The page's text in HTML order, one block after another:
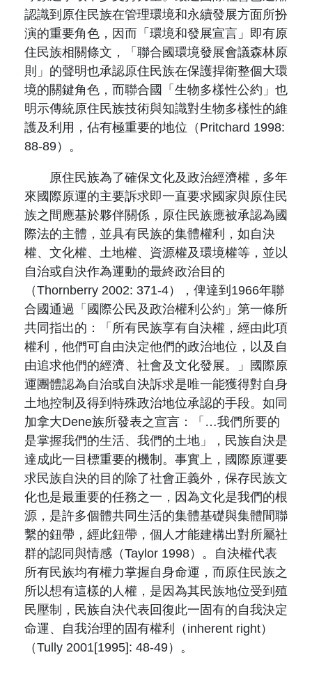
認識到原住民族在管理環境和永續發展方面所扮
演的重要角色，因而「環境和發展宣言」即有原
住民族相關條文，「聯合國環境發展會議森林原
則」的聲明也承認原住民族在保護捍衛整個大環
境的關鍵角色，而聯合國「生物多樣性公約」也
明示傳統原住民族技術與知識對生物多樣性的維
護及利用，佔有極重要的地位（Pritchard 1998:
88-89）。
原住民族為了確保文化及政治經濟權，多年
來國際原運的主要訴求即一直要求國家與原住民
族之間應基於夥伴關係，原住民族應被承認為國
際法的主體，並具有民族的集體權利，如自決
權、文化權、土地權、資源權及環境權等，並以
自治或自決作為運動的最終政治目的
（Thornberry 2002: 371-4），俾達到1966年聯
合國通過「國際公民及政治權利公約」第一條所
共同指出的：「所有民族享有自決權，經由此項
權利，他們可自由決定他們的政治地位，以及自
由追求他們的經濟、社會及文化發展。」國際原
運團體認為自治或自決訴求是唯一能獲得對自身
土地控制及得到特殊政治地位承認的手段。如同
加拿大Dene族所發表之宣言：「…我們所要的
是掌握我們的生活、我們的土地」，民族自決是
達成此一目標重要的機制。事實上，國際原運要
求民族自決的目的除了社會正義外，保存民族文
化也是最重要的任務之一，因為文化是我們的根
源，是許多個體共同生活的集體基礎與集體間聯
繫的鈕帶，經此鈕帶，個人才能建構出對所屬社
群的認同與情感（Taylor 1998）。自決權代表
所有民族均有權力掌握自身命運，而原住民族之
所以想有這樣的人權，是因為其民族地位受到殖
民壓制，民族自決代表回復此一固有的自我決定
命運、自我治理的固有權利（inherent right）
（Tully 2001[1995]: 48-49）。